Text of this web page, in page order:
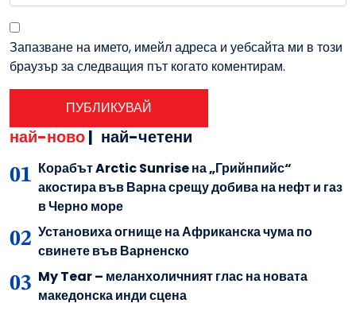
Запазване на името, имейл адреса и уебсайта ми в този
браузър за следващия път когато коментирам.
най-ново| най-четени
Корабът Arctic Sunrise на „Грийнпийс“
акостира във Варна срещу добива на нефт и газ
в Черно море
Установиха огнище на Африканска чума по
свинете във Варненско
My Tear – меланхоличният глас на новата
македонска инди сцена